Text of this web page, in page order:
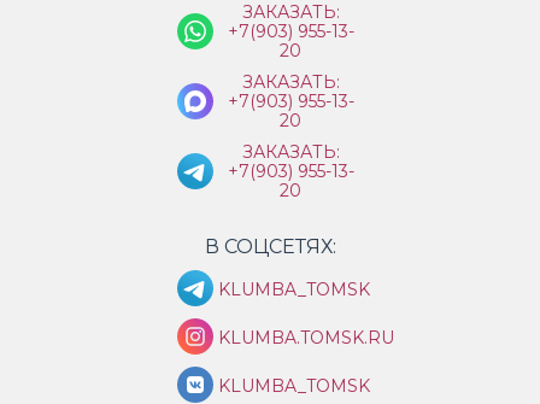
ЗАКАЗАТЬ:
+7(903) 955-13-
20
ЗАКАЗАТЬ:
+7(903) 955-13-
20
ЗАКАЗАТЬ:
+7(903) 955-13-
20
В СОЦСЕТЯХ:
KLUMBA_TOMSK
KLUMBA.TOMSK.RU
KLUMBA_TOMSK